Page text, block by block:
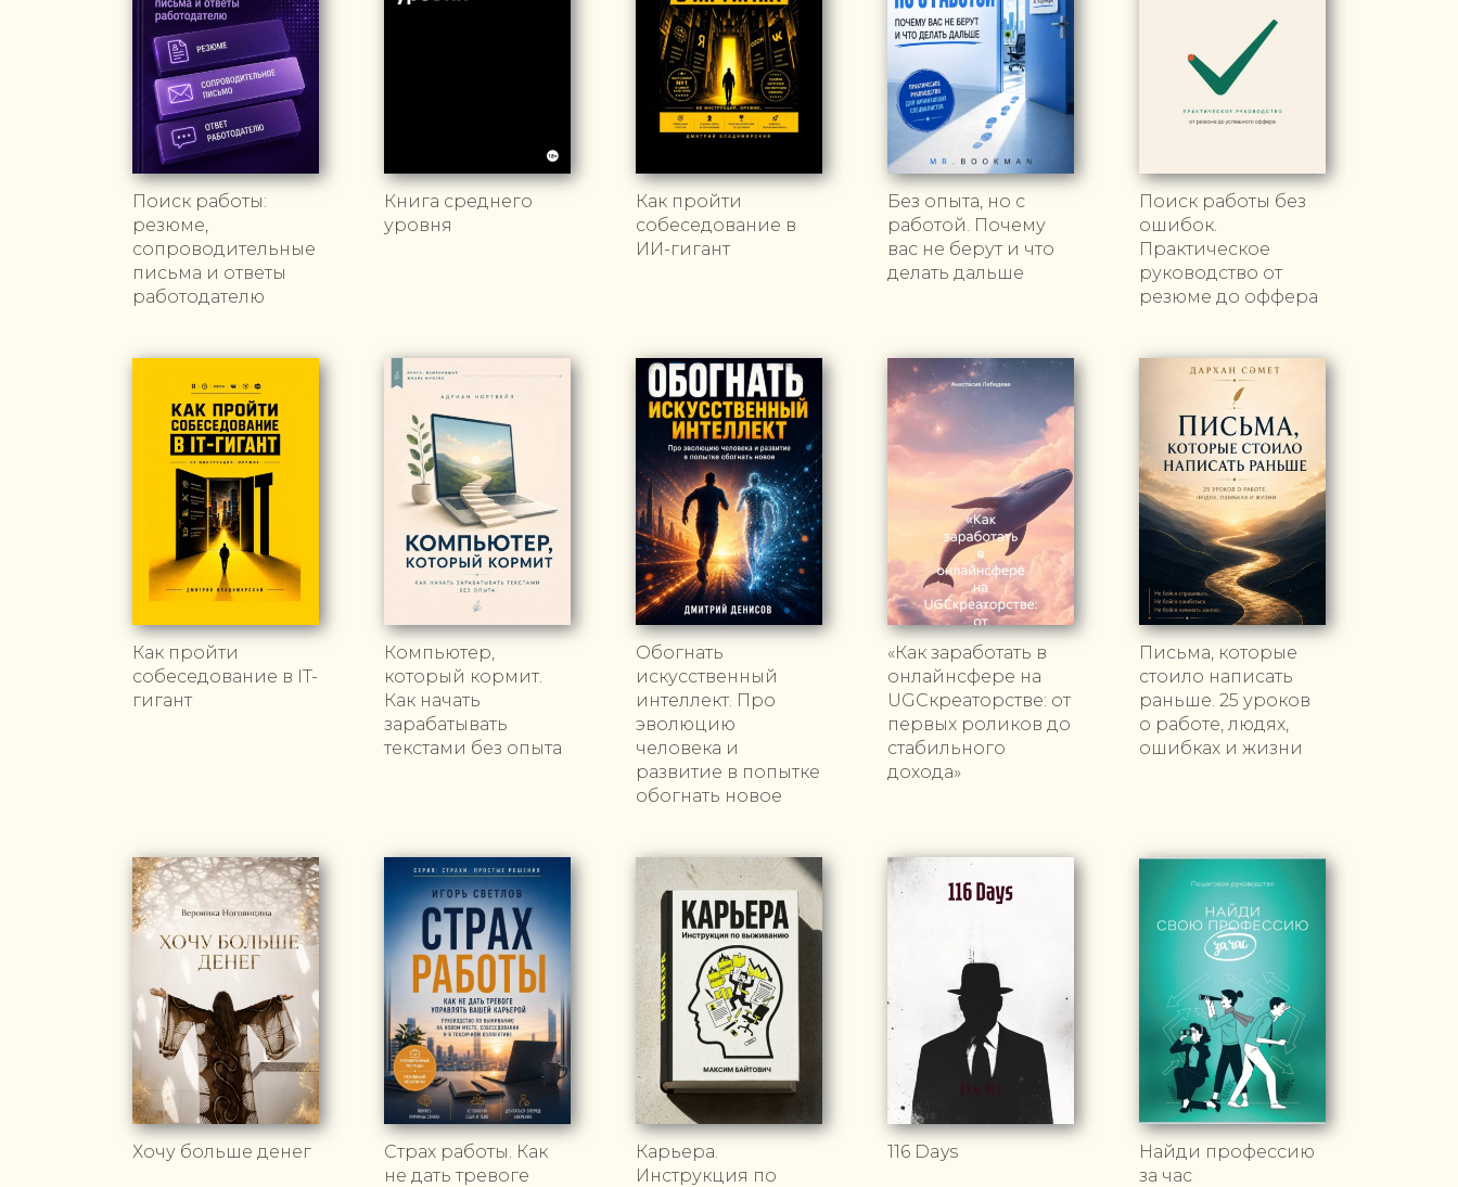
Поиск работы:
резюме,
сопроводительные
письма и ответы
работодателю
Книга среднего
уровня
Как пройти
собеседование в
ИИ-гигант
Без опыта, но с
работой. Почему
вас не берут и что
делать дальше
Поиск работы без
ошибок.
Практическое
руководство от
резюме до оффера
Как пройти
собеседование в IT-
гигант
Компьютер,
который кормит.
Как начать
зарабатывать
текстами без опыта
Обогнать
искусственный
интеллект. Про
эволюцию
человека и
развитие в попытке
обогнать новое
«Как заработать в
онлайнсфере на
UGCкреаторстве: от
первых роликов до
стабильного
дохода»
Письма, которые
стоило написать
раньше. 25 уроков
о работе, людях,
ошибках и жизни
Хочу больше денег
Страх работы. Как
не дать тревоге
Карьера.
Инструкция по
116 Days
Найди профессию
за час